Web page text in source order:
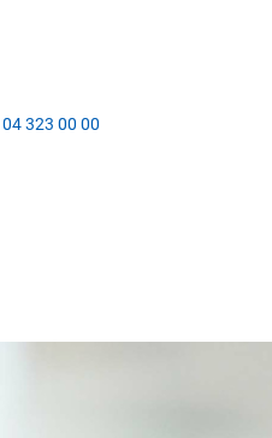
04 323 00 00